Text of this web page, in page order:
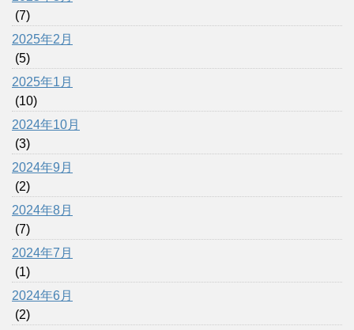
(7)
2025年2月
(5)
2025年1月
(10)
2024年10月
(3)
2024年9月
(2)
2024年8月
(7)
2024年7月
(1)
2024年6月
(2)